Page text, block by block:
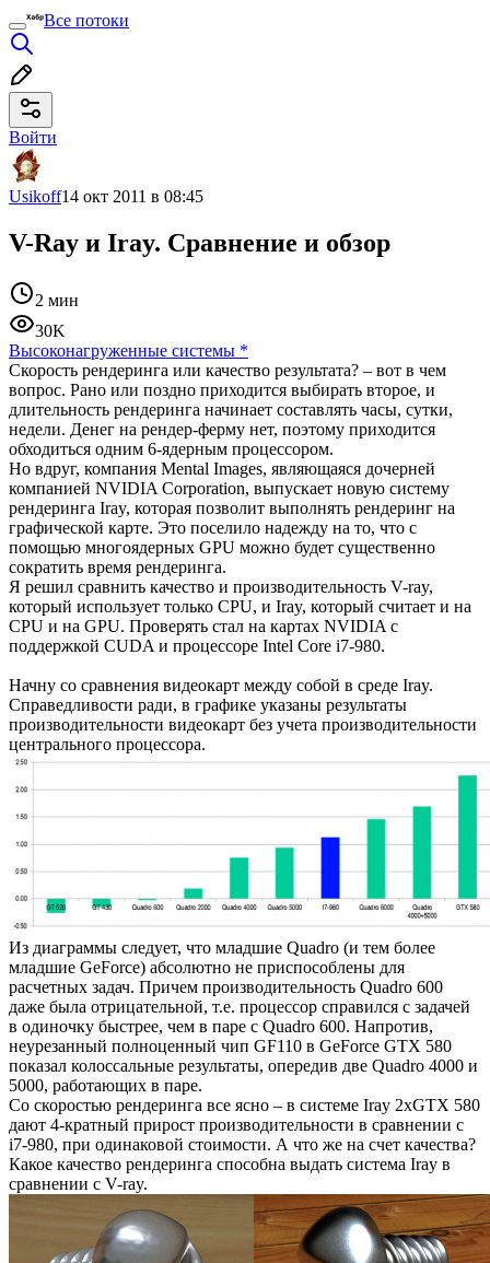
Все потоки
Войти
Usikoff14 окт 2011 в 08:45
V-Ray и Iray. Сравнение и обзор
2 мин
30K
Высоконагруженные системы *
Скорость рендеринга или качество результата? – вот в чем
вопрос. Рано или поздно приходится выбирать второе, и
длительность рендеринга начинает составлять часы, сутки,
недели. Денег на рендер-ферму нет, поэтому приходится
обходиться одним 6-ядерным процессором.
Но вдруг, компания Mental Images, являющаяся дочерней
компанией NVIDIA Corporation, выпускает новую систему
рендеринга Iray, которая позволит выполнять рендеринг на
графической карте. Это поселило надежду на то, что с
помощью многоядерных GPU можно будет существенно
сократить время рендеринга.
Я решил сравнить качество и производительность V-ray,
который использует только CPU, и Iray, который считает и на
CPU и на GPU. Проверять стал на картах NVIDIA с
поддержкой CUDA и процессоре Intel Core i7-980.
Начну со сравнения видеокарт между собой в среде Iray.
Справедливости ради, в графике указаны результаты
производительности видеокарт без учета производительности
центрального процессора.
Из диаграммы следует, что младшие Quadro (и тем более
младшие GeForce) абсолютно не приспособлены для
расчетных задач. Причем производительность Quadro 600
даже была отрицательной, т.е. процессор справился с задачей
в одиночку быстрее, чем в паре с Quadro 600. Напротив,
неурезанный полноценный чип GF110 в GeForce GTX 580
показал колоссальные результаты, опередив две Quadro 4000 и
5000, работающих в паре.
Со скоростью рендеринга все ясно – в системе Iray 2xGTX 580
дают 4-кратный прирост производительности в сравнении с
i7-980, при одинаковой стоимости. А что же на счет качества?
Какое качество рендеринга способна выдать система Iray в
сравнении с V-ray.